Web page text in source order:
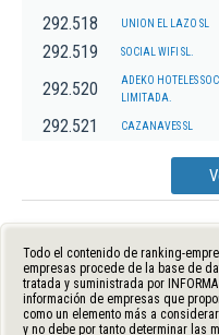
292.518 UNION EL LAZO SL
292.519 SOCIAL WIFI SL.
292.520
ADEKO HOTELES
LIMITADA.
292.521 CAZANAVES SL
Todo el contenido de ranking-
empresas procede de la base de
tratada y suministrada por
información de empresas que
como un elemento más a
y no debe por tanto determinar las